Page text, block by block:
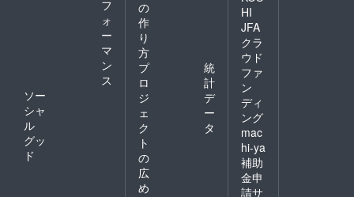
フ
ォ
ー
マ
ン
ス
ソー
シャ
ル
グッ
ド
の
作
り
方
プ
ロ
ジ
ェ
ク
ト
の
広
め
統
計
デ
ー
タ
HI
JFA
クラ
ウド
ファ
ン
ディ
ング
mac
hi-ya
補助
金申
請サ